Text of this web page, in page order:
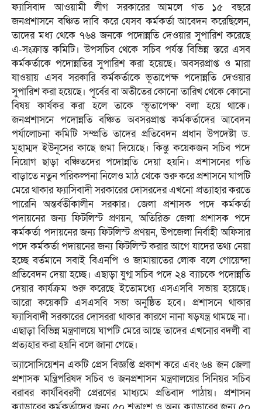
ফ্যাসিবাদ আওয়ামী লীগ সরকারের আমলে গত ১৫ বছরে
জনপ্রশাসনে বঞ্চিত দাবি করে যেসব কর্মকর্তা আবেদন করেছিলেন,
তাদের মধ্য থেকে ৭৬৪ জনকে পদোন্নতি দেওয়ার সুপারিশ করেছে
এ-সংক্রান্ত কমিটি। উপসচিব থেকে সচিব পর্যন্ত বিভিন্ন স্তরে এসব
কর্মকর্তাকে পদোন্নতির সুপারিশ করা হয়েছে। অবসরপ্রাপ্ত ও মারা
যাওয়ায় এসব সরকারি কর্মকর্তাকে ভূতাপেক্ষ পদোন্নতি দেওয়ার
সুপারিশ করা হয়েছে। পূর্বের বা অতীতের কোনো তারিখ থেকে কোনো
বিষয় কার্যকর করা হলে তাকে ‘ভূতাপেক্ষ’ বলা হয়ে থাকে।
জনপ্রশাসনে পদোন্নতি বঞ্চিত অবসরপ্রাপ্ত কর্মকর্তাদের আবেদন
পর্যালোচনা কমিটি সম্প্রতি তাদের প্রতিবেদন প্রধান উপদেষ্টা ড.
মুহাম্মদ ইউনূসের কাছে জমা দিয়েছে। কিন্তু কয়েকজন সচিব পদে
নিয়োগ ছাড়া বঞ্চিতদের পদোন্নতি দেয়া হয়নি। প্রশাসনের গতি
বাড়াতে নতুন পরিকল্পনা নিলেও মাঠ থেকে শুরু করে প্রশাসনে ঘাপটি
মেরে থাকার ফ্যাসিবাদী সরকারের দোসরদের এখনো প্রত্যাহার করতে
পারেনি অন্তর্বর্তীকালীন সরকার। জেলা প্রশাসক পদে কর্মকর্তা
পদায়নের জন্য ফিটলিস্ট প্রণয়ন, অতিরিক্ত জেলা প্রশাসক পদে
কর্মকর্তা পদায়নের জন্য ফিটলিস্ট প্রণয়ন, উপজেলা নির্বাহী অফিসার
পদে কর্মকর্তা পদায়নের জন্য ফিটলিস্ট করার আগে যাদের তথ্য নেয়া
হচ্ছে বর্তমানে সবাই বিএনপি ও জামায়াতের লোক বলে গোয়েন্দা
প্রতিবেদন দেয়া হচ্ছে। এছাড়া যুগ্ম সচিব পদে ২৪ ব্যাচকে পদোন্নতি
দেয়ার কার্যক্রম শুরু করেছে ইতোমধ্যে এসএসবি সভায় হয়েছে।
আরো কয়েকটি এসএসবি সভা অনুষ্ঠিত হবে। প্রশাসনে থাকার
ফ্যাসিবাদী সরকারের দোসররা থাকার কারণে নানা ষড়যন্ত্র থামছে না।
এছাড়া বিভিন্ন মন্ত্রণালয়ে ঘাপটি মেরে আছে তাদের এখনোর বদলী বা
প্রত্যহার করা হয়নি বলে জানা গেছে।
অ্যাসোসিয়েশন একটি প্রেস বিজ্ঞপ্তি প্রকাশ করে এবং ৬৪ জন জেলা
প্রশাসক মন্ত্রিপরিষদ সচিব ও জনপ্রশাসন মন্ত্রণালয়ের সিনিয়র সচিব
বরাবর কার্যবিবরণী প্রেরণের মাধ্যমে প্রতিবাদ পাঠায়। প্রশাসন